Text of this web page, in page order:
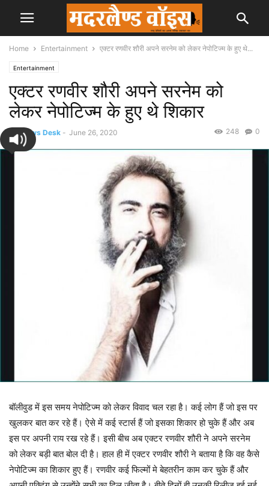
Home Entertainment एक्टर रणवीर शौरी अपने सरनेम को लेकर नेपोटिज्म के हुए थे...
Entertainment
एक्टर रणवीर शौरी अपने सरनेम को
लेकर नेपोटिज्म के हुए थे शिकार
By News Desk - June 26, 2020 0
248
बॉलीवुड में इस समय नेपोटिज्म को लेकर विवाद चल रहा है। कई लोग हैं जो इस पर
खुलकर बात कर रहे हैं। ऐसे में कई स्टार्स हैं जो इसका शिकार हो चुके हैं और अब
इस पर अपनी राय रख रहे हैं। इसी बीच अब एक्टर रणवीर शौरी ने अपने सरनेम
को लेकर बड़ी बात बोल दी है। हाल ही में एक्टर रणवीर शौरी ने बताया है कि वह कैसे
नेपोटिज्म का शिकार हुए हैं। रणवीर कई फिल्मों मे बेहतरीन काम कर चुके हैं और